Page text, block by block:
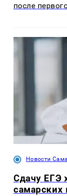
после
Новости
Сдачу ЕГЭ
самарских